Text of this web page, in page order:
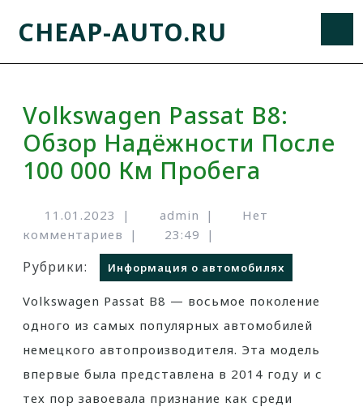
CHEAP-AUTO.RU
Volkswagen Passat B8:
Обзор Надёжности После
100 000 Км Пробега
11.01.2023 | admin |
Нет
комментариев
| 23:49 |
Рубрики: Информация о автомобилях
Volkswagen Passat B8 — восьмое поколение
одного из самых популярных автомобилей
немецкого автопроизводителя. Эта модель
впервые была представлена в 2014 году и с
тех пор завоевала признание как среди